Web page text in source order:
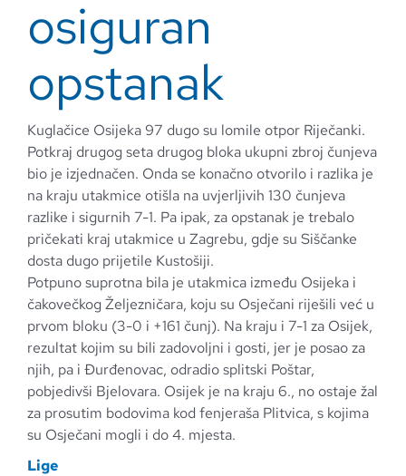
osiguran
opstanak
Kuglačice Osijeka 97 dugo su lomile otpor Riječanki.
Potkraj drugog seta drugog bloka ukupni zbroj čunjeva
bio je izjednačen. Onda se konačno otvorilo i razlika je
na kraju utakmice otišla na uvjerljivih 130 čunjeva
razlike i sigurnih 7-1. Pa ipak, za opstanak je trebalo
pričekati kraj utakmice u Zagrebu, gdje su Siščanke
dosta dugo prijetile Kustošiji.
Potpuno suprotna bila je utakmica između Osijeka i
čakovečkog Željezničara, koju su Osječani riješili već u
prvom bloku (3-0 i +161 čunj). Na kraju i 7-1 za Osijek,
rezultat kojim su bili zadovoljni i gosti, jer je posao za
njih, pa i Đurđenovac, odradio splitski Poštar,
pobjedivši Bjelovara. Osijek je na kraju 6., no ostaje žal
za prosutim bodovima kod fenjeraša Plitvica, s kojima
su Osječani mogli i do 4. mjesta.
Lige